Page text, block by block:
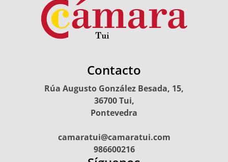
Contacto
Rúa Augusto González Besada, 15,
36700 Tui,
Pontevedra
camaratui@camaratui.com
986600216